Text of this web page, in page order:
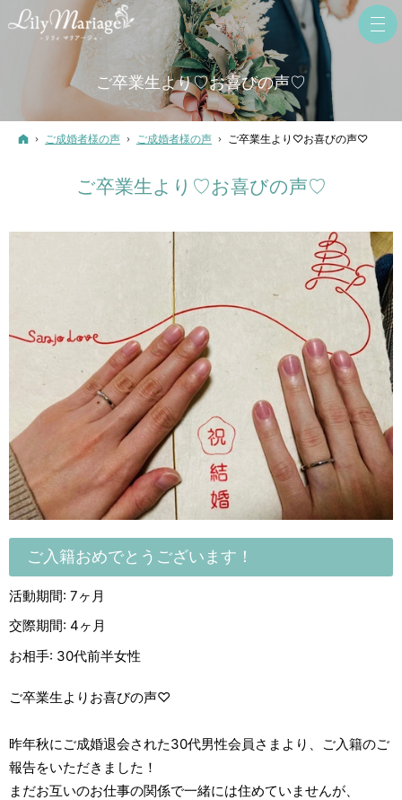
ご卒業生より♡お喜びの声♡
ホーム
ご成婚者様の声 ご成婚者様の声 ご卒業生より♡お喜びの声♡
ご卒業生より♡お喜びの声♡
ご入籍おめでとうございます！
活動期間: 7ヶ月
交際期間: 4ヶ月
お相手: 30代前半女性
ご卒業生よりお喜びの声♡
昨年秋にご成婚退会された30代男性会員さまより、ご入籍のご
報告をいただきました！
まだお互いのお仕事の関係で一緒には住めていませんが、